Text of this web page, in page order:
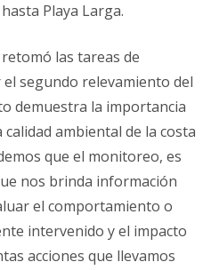
Playa Larga.
retomó las tareas de
segundo relevamiento del
demuestra la importancia
ambiental de la costa
que el monitoreo, es
nos brinda información
el comportamiento o
intervenido y el impacto
acciones que llevamos